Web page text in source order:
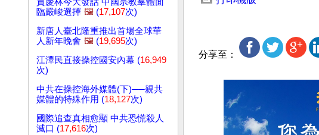
臨嚴峻選擇 🖼️ (17,107次)
新唐人臺北隆重推出首場全球華
人新年晚會 🖼️ (19,695次)
江澤民直接操控國安內幕 (16,949
次)
中共在操控海外媒體(下)──親共
媒體的特殊作用 (18,127次)
國際追查真相愈顯 中共恐慌殺人
滅口 (17,616次)
分享至：